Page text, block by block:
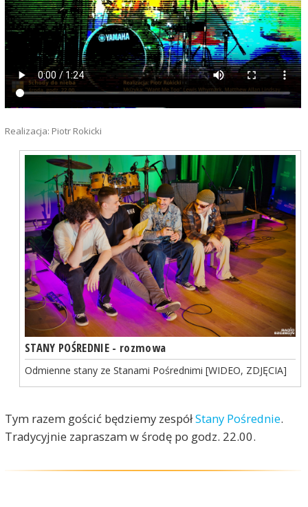
Realizacja: Piotr Rokicki
STANY POŚREDNIE - rozmowa
Odmienne stany ze Stanami Pośrednimi [WIDEO, ZDJĘCIA]
Tym razem gościć będziemy zespółStany Pośrednie.
Tradycyjnie zapraszam w środę po godz. 22.00.